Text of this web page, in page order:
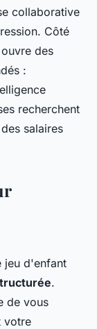
collaborative
Côté
des
:
recherchent
salaires
jeu d'enfant
.
de vous
votre